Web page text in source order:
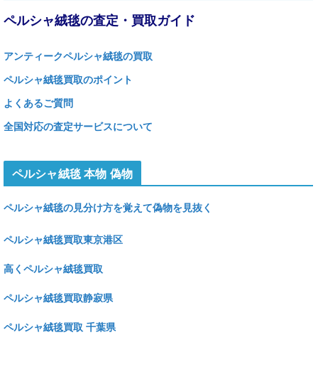
ペルシャ絨毯の査定・買取ガイド
アンティークペルシャ絨毯の買取
ペルシャ絨毯買取のポイント
よくあるご質問
全国対応の査定サービスについて
ペルシャ絨毯 本物 偽物
ペルシャ絨毯の見分け方を覚えて偽物を見抜く
ペルシャ絨毯買取東京港区
高くペルシャ絨毯買取
ペルシャ絨毯買取静寂県
ペルシャ絨毯買取 千葉県